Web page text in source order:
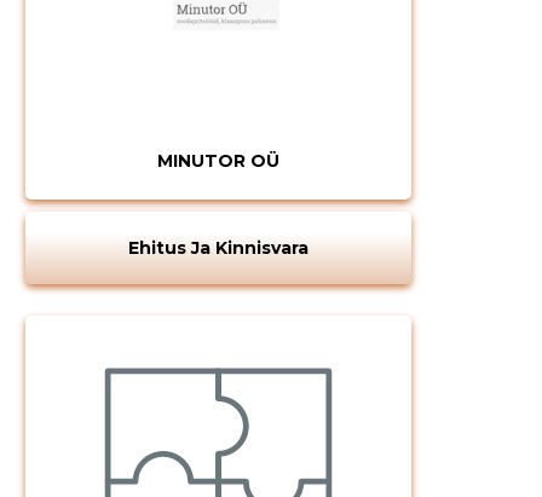
MINUTOR OÜ
Ehitus Ja Kinnisvara